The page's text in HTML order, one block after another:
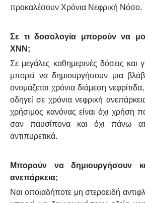
προκαλέσουν Χρόνια Νεφρική Νόσο.
Σε τι δοσολογία μπορούν να
ΧΝΝ;
Σε μεγάλες καθημερινές δόσεις και
μπορεί να δημιουργήσουν μια
ονομάζεται χρόνια διάμεση
οδηγεί σε χρόνια νεφρική
χρήσιμος κανόνας είναι όχι χρήση
σαν παυσίπονα και όχι πάνω
αντιπυρετικά.
Μπορούν να δημιουργήσουν
ανεπάρκεια;
Ναι οποιαδήποτε μη στεροειδή